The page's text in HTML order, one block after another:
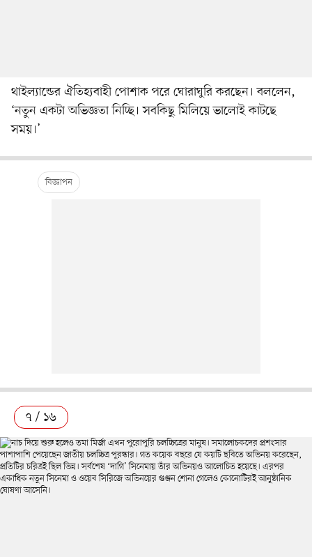
থাইল্যান্ডের ঐতিহ্যবাহী পোশাক পরে ঘোরাঘুরি করছেন। বললেন,
‘নতুন একটা অভিজ্ঞতা নিচ্ছি। সবকিছু মিলিয়ে ভালোই কাটছে
সময়।’
৭ / ১৬